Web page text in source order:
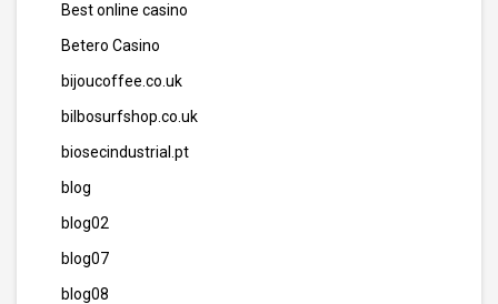
Best online casino
Betero Casino
bijoucoffee.co.uk
bilbosurfshop.co.uk
biosecindustrial.pt
blog
blog02
blog07
blog08